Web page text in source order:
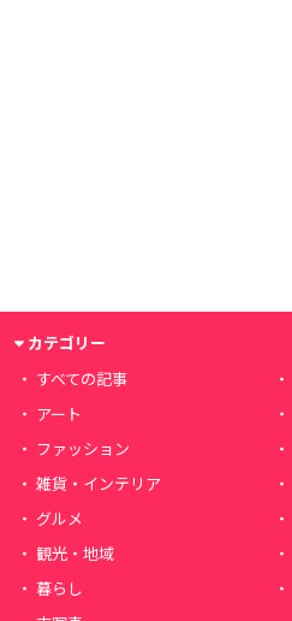
カテゴリー
すべての記事
アート
ファッション
雑貨・インテリア
グルメ
観光・地域
暮らし